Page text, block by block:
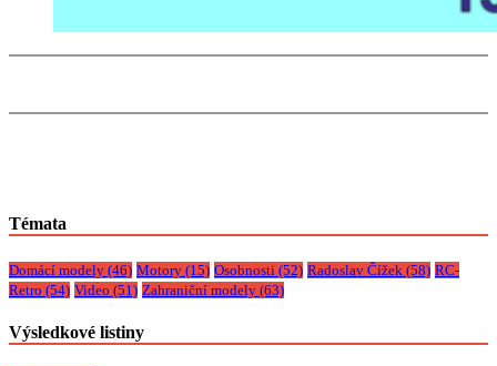
Témata
Domácí modely (46) Motory (15) Osobnosti (52) Radoslav Čížek (58) RC-
Retro (54) Video (51) Zahraniční modely (63)
Výsledkové listiny